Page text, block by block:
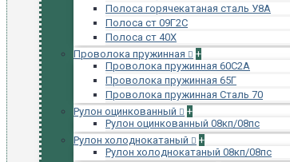
Полоса горячекатаная сталь У8А
Полоса ст 09Г2С
Полоса ст 40Х
Проволока пружинная
+
Проволока пружинная 60С2А
Проволока пружинная 65Г
Проволока пружинная Сталь 70
Рулон оцинкованный
+
Рулон оцинкованный 08кп/08пс
Рулон холоднокатаный
+
Рулон холоднокатаный 08кп/08пс